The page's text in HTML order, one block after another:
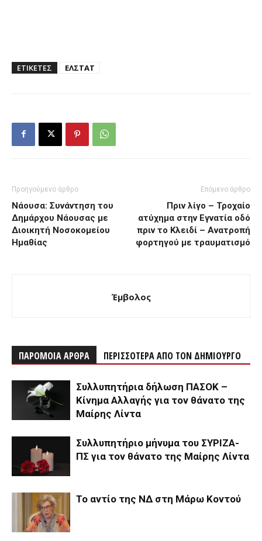
ΕΤΙΚΕΤΕΣ ΕΛΣΤΑΤ
Προηγούμενο άρθρο
Νάουσα: Συνάντηση του
Δημάρχου Νάουσας με
Διοικητή Νοσοκομείου
Ημαθίας
Επόμενο άρθρο
Πριν λίγο – Τροχαίο
ατύχημα στην Εγνατία οδό
πριν το Κλειδί – Ανατροπή
φορτηγού με τραυματισμό
Έμβολος
ΠΑΡΟΜΟΙΑ ΑΡΘΡΑ ΠΕΡΙΣΣΟΤΕΡΑ ΑΠΟ ΤΟΝ ΔΗΜΙΟΥΡΓΟ
Συλλυπητήρια δήλωση ΠΑΣΟΚ –
Κίνημα Αλλαγής για τον θάνατο της
Μαίρης Λίντα
Συλλυπητήριο μήνυμα του ΣΥΡΙΖΑ-
ΠΣ για τον θάνατο της Μαίρης Λίντα
Το αντίο της ΝΔ στη Μάρω Κοντού